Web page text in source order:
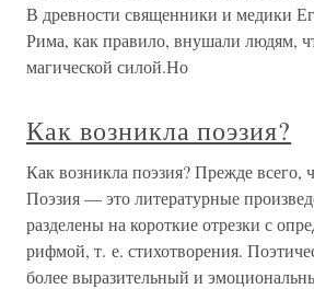
В древности священники и медики
Рима, как правило, внушали людям,
магической силой.Но
Как возникла поэзия?
Как возникла поэзия? Прежде всего,
Поэзия — это литературные
разделены на короткие отрезки с
рифмой, т. е. стихотворения.
более выразительный и